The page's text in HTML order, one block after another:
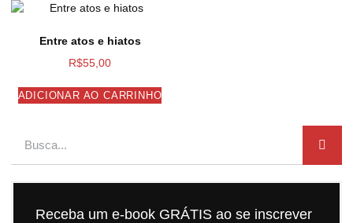
Entre atos e hiatos
R$55,00
ADICIONAR AO CARRINHO
Receba um e-book GRÁTIS ao se inscrever